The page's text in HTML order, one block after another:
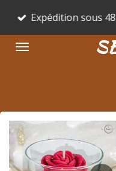
Passer
contenu
Expédition sous